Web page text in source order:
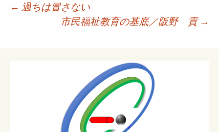
← 過ちは冒さない
市民福祉教育の基底／阪野 貢 →